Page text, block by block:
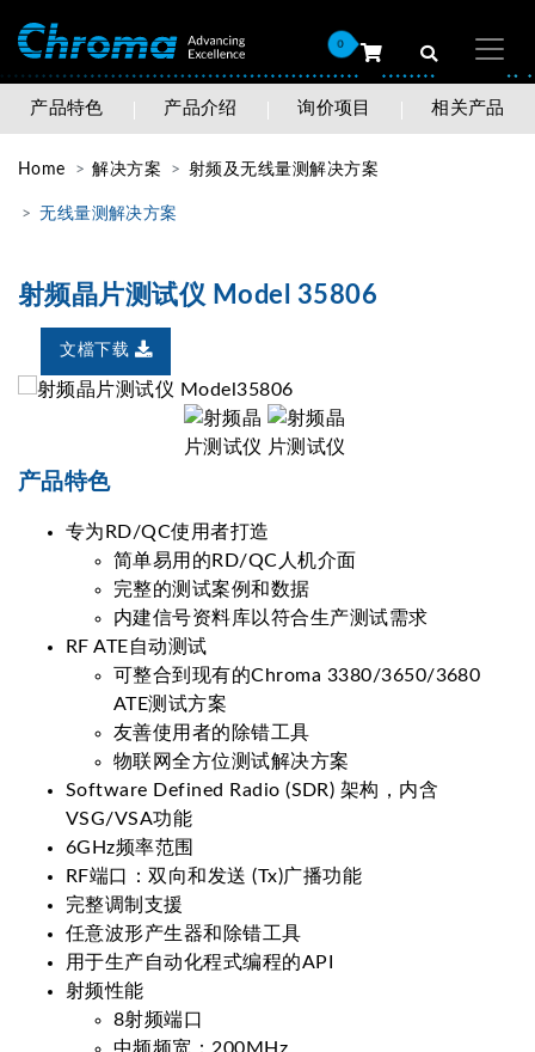
0
产品特色 产品介绍 询价项目 相关产品
Home 解决方案 射频及无线量测解决方案
无线量测解决方案
射频晶片测试仪 Model 35806
文檔下载
产品特色
专为RD/QC使用者打造
简单易用的RD/QC人机介面
完整的测试案例和数据
内建信号资料库以符合生产测试需求
RF ATE自动测试
可整合到现有的Chroma 3380/3650/3680
ATE测试方案
友善使用者的除错工具
物联网全方位测试解决方案
Software Defined Radio (SDR) 架构，内含
VSG/VSA功能
6GHz频率范围
RF端口：双向和发送 (Tx)广播功能
完整调制支援
任意波形产生器和除错工具
用于生产自动化程式编程的API
射频性能
8射频端口